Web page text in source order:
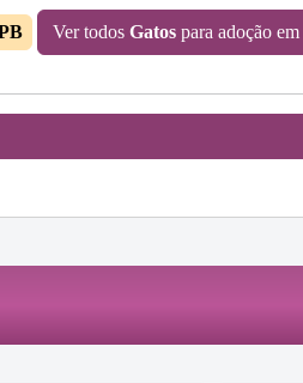
Ver todos Gatos para adoção em